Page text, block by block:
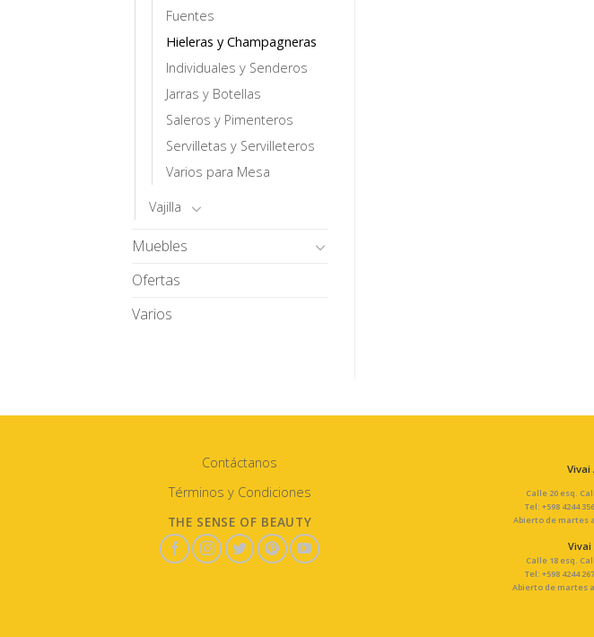
Fuentes
Hieleras y Champagneras
Individuales y Senderos
Jarras y Botellas
Saleros y Pimenteros
Servilletas y Servilleteros
Varios para Mesa
Vajilla
Muebles
Ofertas
Varios
Contáctanos
Términos y Condiciones
THE SENSE OF BEAUTY
Vivai
Calle 20 esq.
Tel: +598 4244
Abierto de martes
Vivai
Calle 18 esq.
Tel: +598 4244
Abierto de martes